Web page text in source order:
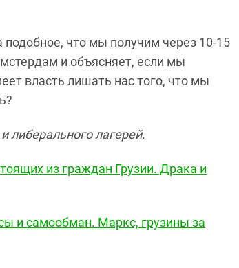
подобное, что мы получим через 10-15
и объясняет, если мы
власть лишать нас того, что мы
либерального лагерей.
из граждан Грузии. Драка и
и самообман. Маркс, грузины за